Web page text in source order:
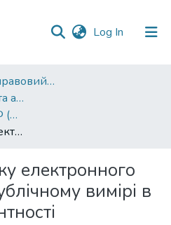
Log In (current)
04. Економіко-правовий факультет
Публічне управління та адміністрування
Статті та доповіді ЕПФ (Публічне управління та адміністрування)
Вектори розвитку електронного урядування у публічному вимірі в умовах турбулентності
електронного
вимірі в